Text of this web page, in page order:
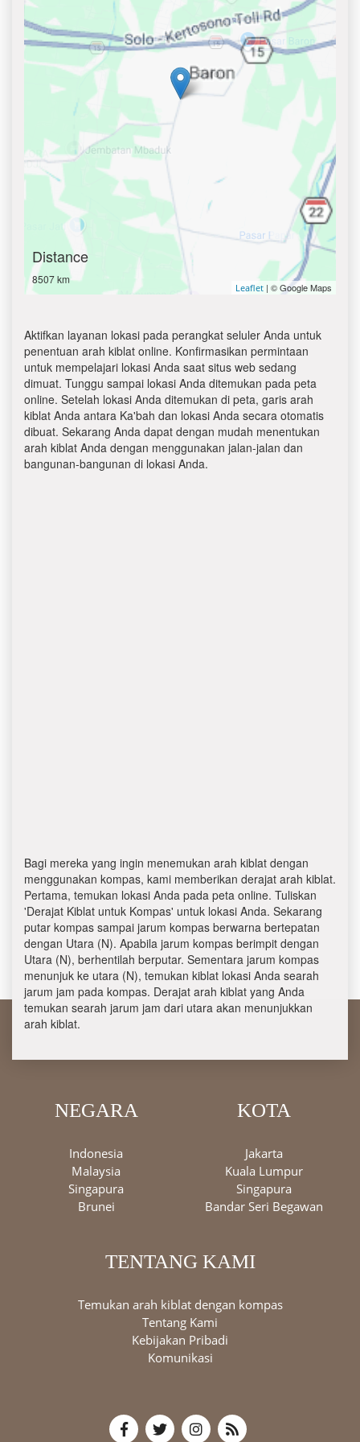
Distance
8507 km
Leaflet | © Google Maps
Aktifkan layanan lokasi pada perangkat seluler Anda untuk
penentuan arah kiblat online. Konfirmasikan permintaan
untuk mempelajari lokasi Anda saat situs web sedang
dimuat. Tunggu sampai lokasi Anda ditemukan pada peta
online. Setelah lokasi Anda ditemukan di peta, garis arah
kiblat Anda antara Ka'bah dan lokasi Anda secara otomatis
dibuat. Sekarang Anda dapat dengan mudah menentukan
arah kiblat Anda dengan menggunakan jalan-jalan dan
bangunan-bangunan di lokasi Anda.
Bagi mereka yang ingin menemukan arah kiblat dengan
menggunakan kompas, kami memberikan derajat arah kiblat.
Pertama, temukan lokasi Anda pada peta online. Tuliskan
'Derajat Kiblat untuk Kompas' untuk lokasi Anda. Sekarang
putar kompas sampai jarum kompas berwarna bertepatan
dengan Utara (N). Apabila jarum kompas berimpit dengan
Utara (N), berhentilah berputar. Sementara jarum kompas
menunjuk ke utara (N), temukan kiblat lokasi Anda searah
jarum jam pada kompas. Derajat arah kiblat yang Anda
temukan searah jarum jam dari utara akan menunjukkan
arah kiblat.
NEGARA
Indonesia
Malaysia
Singapura
Brunei
KOTA
Jakarta
Kuala Lumpur
Singapura
Bandar Seri Begawan
TENTANG KAMI
Temukan arah kiblat dengan kompas
Tentang Kami
Kebijakan Pribadi
Komunikasi